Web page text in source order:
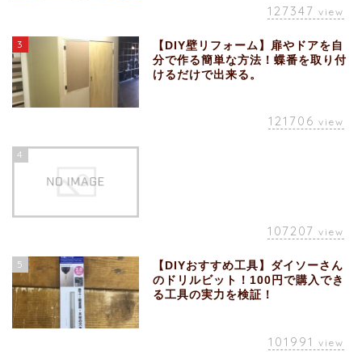
127347 view
3
【DIY壁リフォーム】扉やドアを自
分で作る簡単な方法！蝶番を取り付
けるだけで出来る。
121706 view
4
107207 view
5
【DIYおすすめ工具】ダイソーさん
のドリルビット！100円で購入でき
る工具の実力を検証！
101991 view